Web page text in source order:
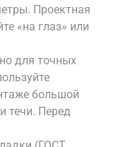
Проектная
«на глаз» или
для точных
большой
течи. Перед